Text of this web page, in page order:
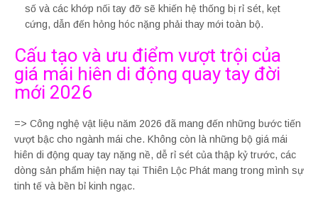
số và các khớp nối tay đỡ sẽ khiến hệ thống bị rỉ sét, kẹt
cứng, dẫn đến hỏng hóc nặng phải thay mới toàn bộ.
Cấu tạo và ưu điểm vượt trội của
giá mái hiên di động quay tay đời
mới 2026
=> Công nghệ vật liệu năm 2026 đã mang đến những bước tiến
vượt bậc cho ngành mái che. Không còn là những bộ giá mái
hiên di động quay tay nặng nề, dễ rỉ sét của thập kỷ trước, các
dòng sản phẩm hiện nay tại Thiên Lộc Phát mang trong mình sự
tinh tế và bền bỉ kinh ngạc.